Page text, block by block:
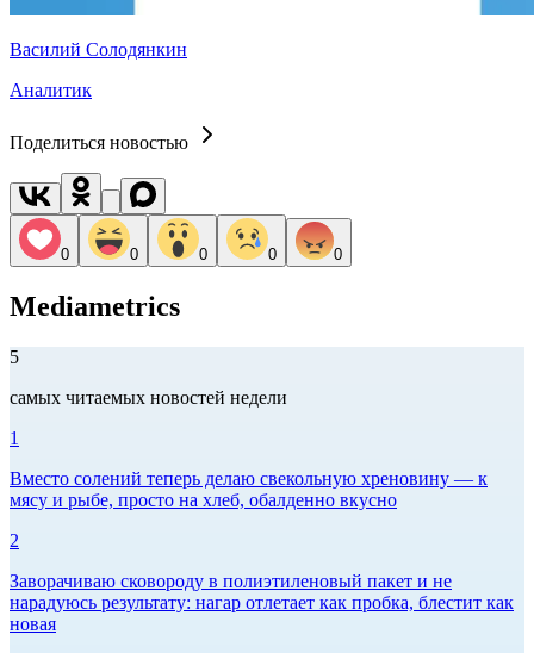
Василий Солодянкин
Аналитик
Поделиться новостью
0 0 0 0 0
Mediametrics
5
самых читаемых новостей недели
1
Вместо солений теперь делаю свекольную хреновину — к
мясу и рыбе, просто на хлеб, обалденно вкусно
2
Заворачиваю сковороду в полиэтиленовый пакет и не
нарадуюсь результату: нагар отлетает как пробка, блестит как
новая